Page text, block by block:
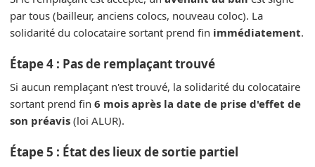
par tous (bailleur, anciens colocs, nouveau coloc). La
solidarité du colocataire sortant prend fin immédiatement.
Étape 4 : Pas de remplaçant trouvé
Si aucun remplaçant n'est trouvé, la solidarité du colocataire
sortant prend fin 6 mois après la date de prise d'effet de
son préavis (loi ALUR).
Étape 5 : État des lieux de sortie partiel